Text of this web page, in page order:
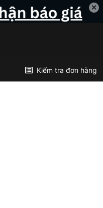
✕
Kiểm tra đơn hàng